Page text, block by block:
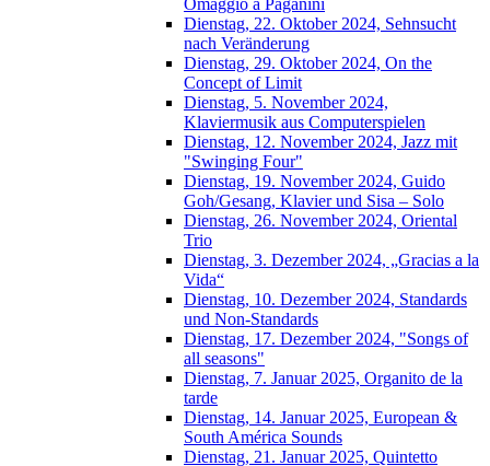
Dienstag, 22. Oktober 2024, Sehnsucht
nach Veränderung
Dienstag, 29. Oktober 2024, On the
Concept of Limit
Dienstag, 5. November 2024,
Klaviermusik aus Computerspielen
Dienstag, 12. November 2024, Jazz mit
"Swinging Four"
Dienstag, 19. November 2024, Guido
Goh/Gesang, Klavier und Sisa – Solo
Dienstag, 26. November 2024, Oriental
Trio
Dienstag, 3. Dezember 2024, „Gracias a la
Vida“
Dienstag, 10. Dezember 2024, Standards
und Non-Standards
Dienstag, 17. Dezember 2024, "Songs of
all seasons"
Dienstag, 7. Januar 2025, Organito de la
tarde
Dienstag, 14. Januar 2025, European &
South América Sounds
Dienstag, 21. Januar 2025, Quintetto